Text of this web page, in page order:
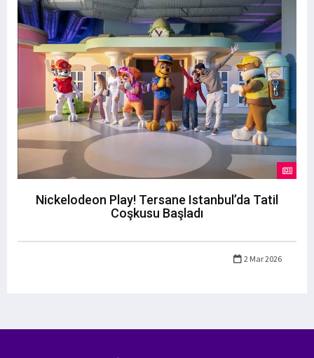
Nickelodeon Play! Tersane Istanbul’da Tatil
Coşkusu Başladı
2 Mar 2026